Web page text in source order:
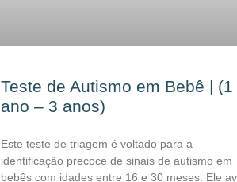
Teste de Autismo em Bebê | (1
ano – 3 anos)
Este teste de triagem é voltado para a
identificação precoce de sinais de autismo em
bebês com idades entre 16 e 30 meses. Ele